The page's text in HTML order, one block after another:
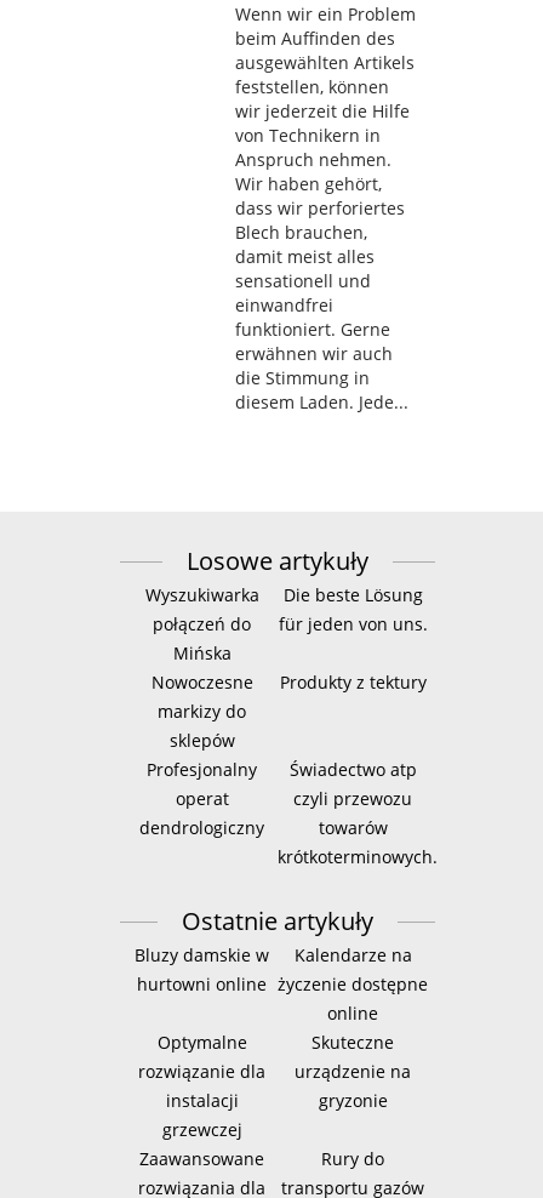
Wenn wir ein Problem
beim Auffinden des
ausgewählten Artikels
feststellen, können
wir jederzeit die Hilfe
von Technikern in
Anspruch nehmen.
Wir haben gehört,
dass wir perforiertes
Blech brauchen,
damit meist alles
sensationell und
einwandfrei
funktioniert. Gerne
erwähnen wir auch
die Stimmung in
diesem Laden. Jede...
Losowe artykuły
Wyszukiwarka
połączeń do
Mińska
Die beste Lösung
für jeden von uns.
Nowoczesne
markizy do
sklepów
Produkty z tektury
Profesjonalny
operat
dendrologiczny
Świadectwo atp
czyli przewozu
towarów
krótkoterminowych.
Ostatnie artykuły
Bluzy damskie w
hurtowni online
Kalendarze na
życzenie dostępne
online
Optymalne
rozwiązanie dla
instalacji
grzewczej
Skuteczne
urządzenie na
gryzonie
Zaawansowane
rozwiązania dla
Rury do
transportu gazów